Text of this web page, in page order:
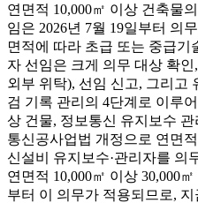
연면적 10,000㎡ 이상 건축물
임은 2026년 7월 19일부터 의
면적에 따라 초급 또는 중급기
자 선임은 크게 의무 대상 확
외부 위탁), 선임 신고, 그리고
검 기록 관리의 4단계로 이루
상 건물, 정보통신 유지보수
통신공사업법 개정으로 연면
신설비 유지보수·관리자를 의
연면적 10,000㎡ 이상 30,000
부터 이 의무가 적용되므로,